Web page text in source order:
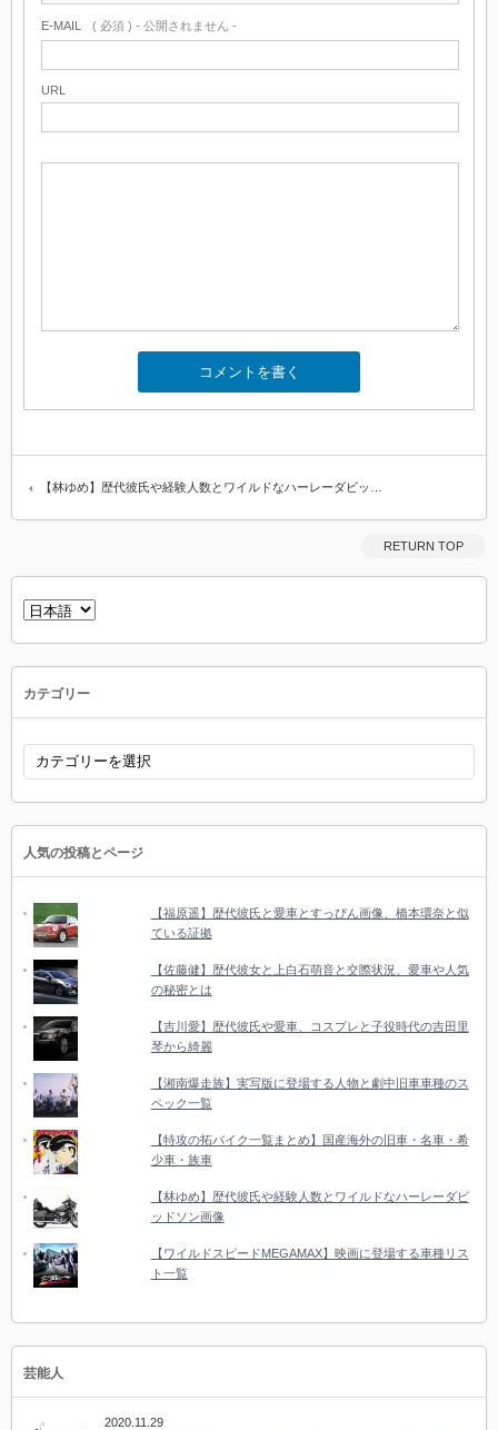
E-MAIL ( 必須 ) - 公開されません -
URL
【林ゆめ】歴代彼氏や経験人数とワイルドなハーレーダビッ…
RETURN TOP
言
語
カテゴリー
カ
ゴ
リ
人気の投稿とページ
【福原遥】歴代彼氏と愛車とすっぴん画像、橋本環奈と似
ている証拠
【佐藤健】歴代彼女と上白石萌音と交際状況、愛車や人気
の秘密とは
【吉川愛】歴代彼氏や愛車、コスプレと子役時代の吉田里
琴から綺麗
【湘南爆走族】実写版に登場する人物と劇中旧車車種のス
ペック一覧
【特攻の拓バイク一覧まとめ】国産海外の旧車・名車・希
少車・族車
【林ゆめ】歴代彼氏や経験人数とワイルドなハーレーダビ
ッドソン画像
【ワイルドスピードMEGAMAX】映画に登場する車種リス
ト一覧
芸能人
2020.11.29